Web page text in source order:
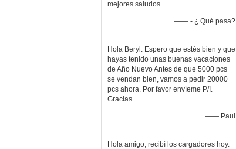
mejores saludos.
—— - ¿ Qué pasa?
Hola Beryl. Espero que estés bien y que
hayas tenido unas buenas vacaciones
de Año Nuevo Antes de que 5000 pcs
se vendan bien, vamos a pedir 20000
pcs ahora. Por favor envíeme P/I.
Gracias.
—— Paul
Hola amigo, recibí los cargadores hoy.